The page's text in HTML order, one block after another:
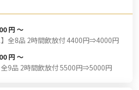
円 ～
】全8品 2時間飲放付 4400円⇒4000円
円 ～
全9品 2時間飲放付 5500円⇒5000円